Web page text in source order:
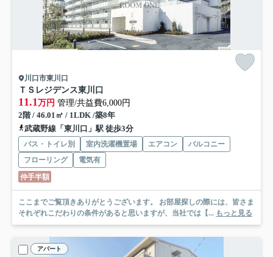
川口市東川口
ＴＳレジデンス東川口
11.1万円 管理/共益費6,000円
2階 / 46.01㎡ / 1LDK /築8年
武蔵野線「東川口」駅 徒歩3分
バス・トイレ別 室内洗濯機置場 エアコン
バルコニー
フローリング
電気有
仲手半額
ここまでご覧頂きありがとうございます。 お部屋探しの際には、皆さま
それぞれこだわりの条件があると思いますが、当社では【... もっと見る
アパート